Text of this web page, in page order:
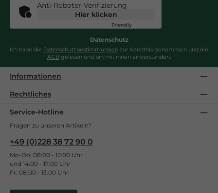
Anti-Roboter-Verifizierung
Hier klicken
Friendly
Datenschutz
Ich habe die Datenschutzbestimmungen zur Kenntnis genommen und die
AGB gelesen und bin mit ihnen einverstanden.
Informationen
Rechtliches
Service-Hotline
Fragen zu unseren Artikeln?
+49 (0)228 38 72 90 0
Mo-Do: 08:00 - 13:00 Uhr
und 14:00 - 17:00 Uhr
Fr: 08:00 - 13:00 Uhr